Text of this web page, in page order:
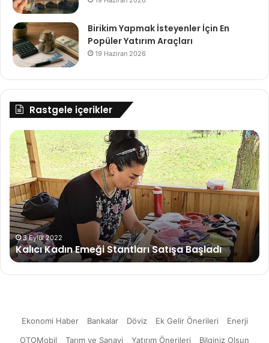
Birikim Yapmak İsteyenler İçin En
Popüler Yatırım Araçları
19 Haziran 2026
Rastgele içerikler
Kalıcı
Kadın
Emeği
Stantları
Satışa
Başladı
3 Eylül 2022
Kalıcı Kadın Emeği Stantları Satışa Başladı
Ekonomi Haber Bankalar Döviz Ek Gelir Önerileri
Enerji
OTOMobil
Tarım ve Sanayi Yatırım Önerileri Bilginiz Olsun